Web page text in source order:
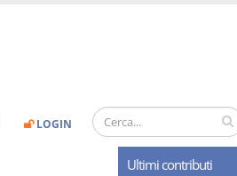
LOGIN
Ultimi contributi